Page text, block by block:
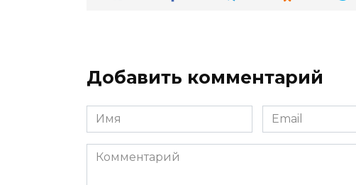
Добавить комментарий
Имя
*
Email
*
Комментарий